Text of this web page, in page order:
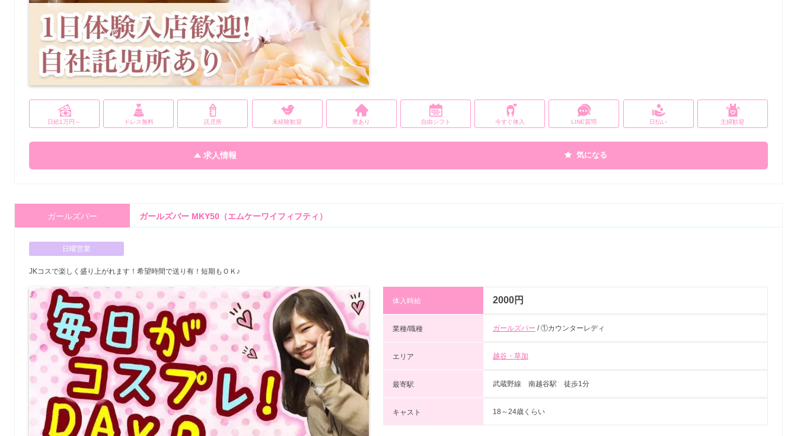
日給1万円～ ドレス無料 託児所 未経験歓迎 寮あり 自由シフト 今すぐ体入 LINE質問 日払い 主婦歓迎
求人情報 気になる
ガールズバー ガールズバー MKY50（エムケーワイフィフティ）
日曜営業
JKコスで楽しく盛り上がれます！希望時間で送り有！短期もＯＫ♪
体入時給 2000円
業種/職種 ガールズバー / ①カウンターレディ
エリア 越谷・草加
最寄駅 武蔵野線 南越谷駅 徒歩1分
キャスト 18～24歳くらい